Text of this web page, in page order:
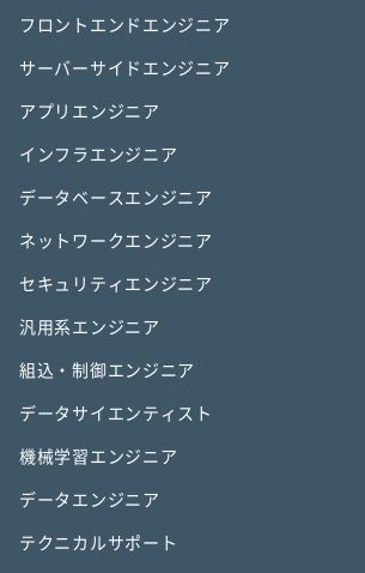
フロントエンドエンジニア
サーバーサイドエンジニア
アプリエンジニア
インフラエンジニア
データベースエンジニア
ネットワークエンジニア
セキュリティエンジニア
汎用系エンジニア
組込・制御エンジニア
データサイエンティスト
機械学習エンジニア
データエンジニア
テクニカルサポート